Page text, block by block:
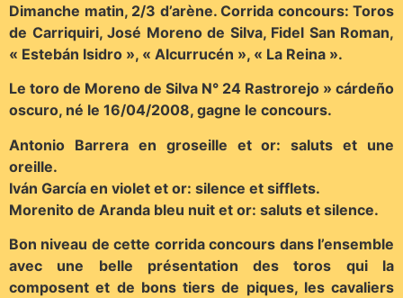
Dimanche matin, 2/3 d’arène. Corrida concours: Toros
de Carriquiri, José Moreno de Silva, Fidel San Roman,
« Estebán Isidro », « Alcurrucén », « La Reina ».
Le toro de Moreno de Silva N° 24 Rastrorejo » cárdeño
oscuro, né le 16/04/2008, gagne le concours.
Antonio Barrera en groseille et or: saluts et une
oreille.
Iván García en violet et or: silence et sifflets.
Morenito de Aranda bleu nuit et or: saluts et silence.
Bon niveau de cette corrida concours dans l’ensemble
avec une belle présentation des toros qui la
composent et de bons tiers de piques, les cavaliers